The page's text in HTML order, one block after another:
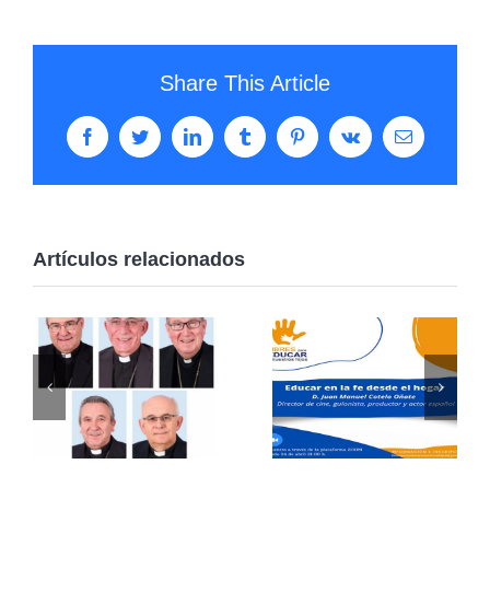
Share This Article
FacebookTwitterLinkedInTumblrPinterestVk
Correo
electrónico
Artículos relacionados